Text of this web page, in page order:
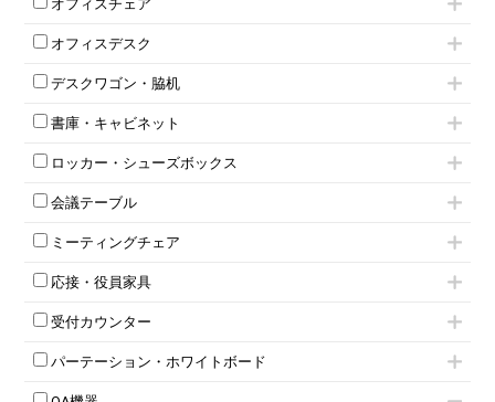
オフィスチェア
肘付きチェア
肘無しチェア
役員チェア
オフィスチェアその他
オフィスデスク
片袖机
フリーアドレスデスク（ベンチデスク）
昇降デスク
両袖机
デスクワゴン・脇机
インワゴン2段
インワゴン3段
脇机
書庫・キャビネット
ハイキャビネット
ローキャビネット
両開きキャビネット
上下連結キャビネット
軽量ラック（スチールラック）
収納家具その他
両開書庫
ロッカー・シューズボックス
1人用ロッカー
2人用ロッカー
3人用ロッカー
5人用ロッカー
8人用ロッカー
多人数ロッカー
会議テーブル
ミーティングテーブル
スタッキングテーブル
ネスティングテーブル
カウンターテーブル
T字脚テーブル
ミーティングチェア
キャスター付きミーティングチェア
スタッキングミーティングチェア
テーブル付きミーティングチェア
折りたたみミーティングチェア
ハイチェア
応接・役員家具
応接セット
応接ソファ
応接チェア
応接・役員家具その他
受付カウンター
ハイカウンター
ローカウンター
ラウンジカウンター
パーテーション・ホワイトボード
パーテーション